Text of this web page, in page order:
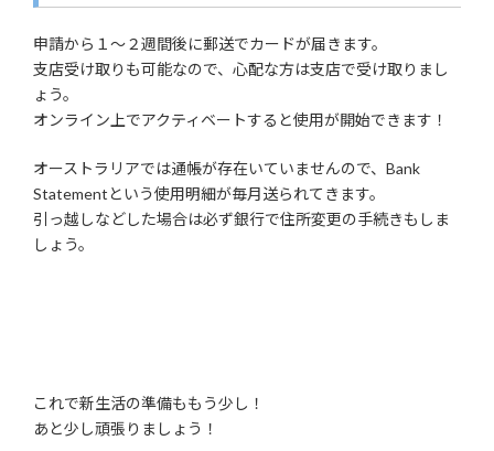
申請から１～２週間後に郵送でカードが届きます。
支店受け取りも可能なので、心配な方は支店で受け取りまし
ょう。
オンライン上でアクティベートすると使用が開始できます！
オーストラリアでは通帳が存在いていませんので、Bank
Statementという使用明細が毎月送られてきます。
引っ越しなどした場合は必ず銀行で住所変更の手続きもしま
しょう。
これで新生活の準備ももう少し！
あと少し頑張りましょう！